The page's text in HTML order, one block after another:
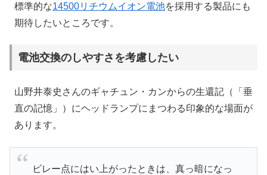
標準的な14500リチウムイオン電池を採用する製品にも
期待したいところです。
電池交換のしやすさを考慮したい
山野井泰史さんのギャチュン・カンからの生還記（「垂
直の記憶」）にヘッドランプにまつわる印象的な場面が
あります。
ビレー点にはい上がったときは、真っ暗になっ